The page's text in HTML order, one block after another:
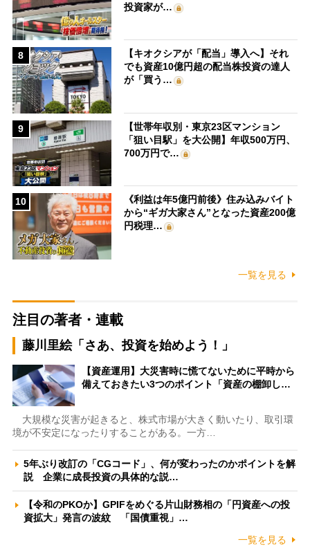
投資家が…
8
【キオクシアが「配当」導入へ】それ
でも資産10億円超の配当株投資の達人
が「買う…
9
【世帯年収別・東京23区マンション
「狙い目駅」を大公開】年収500万円、
700万円で…
10
《利益は年5億円前後》住み込みバイト
から“ギガ大家さん”となった資産200億
円税理…
一覧を見る
注目の著者・連載
藤川里絵「さあ、投資を始めよう！」
【資産運用】大災害時に慌てないために平時から
備えておきたい3つのポイント「資産の棚卸し…
大規模な災害が起きると、株式市場が大きく動いたり、取引環
境が不安定になったりすることがある。一方…
5年ぶり改訂の「CGコード」、何が変わったのかポイントを解
説 企業に成長投資の具体的な説…
【令和のPKOか】GPIFをめぐる片山財務相の「円資産への投
資拡大」発言の波紋 「国債重視」…
一覧を見る